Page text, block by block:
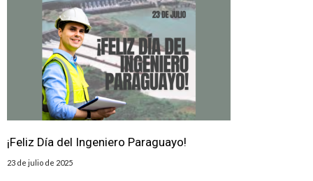
¡Feliz Día del Ingeniero Paraguayo!
23 de julio de 2025